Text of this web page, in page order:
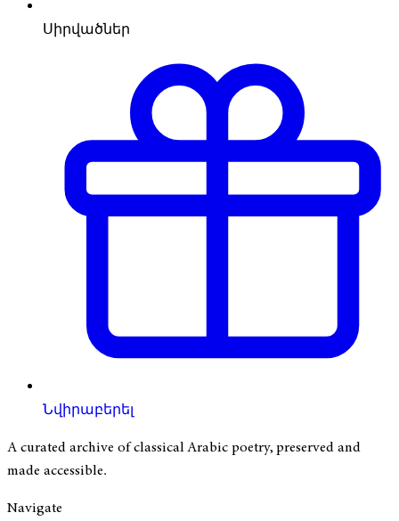
Սիրվածներ
Նվիրաբերել
A curated archive of classical Arabic poetry, preserved and
made accessible.
Navigate